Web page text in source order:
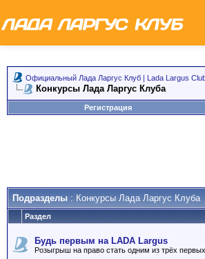
Официальный Лада Ларгус Клуб | Lada Largus
Конкурсы Лада Ларгус Клуба
Регистрация
Подразделы : Конкурсы Лада Ларгус Клуба
Раздел
Будь первым на LADA Largus
Розыгрыш на право стать одним из трёх